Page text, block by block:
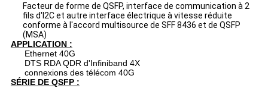
Facteur de forme de QSFP, interface de communication à 2
fils d'I2C et autre interface électrique à vitesse réduite
conforme à l'accord multisource de SFF 8436 et de QSFP
(MSA)
APPLICATION :
Ethernet 40G
DTS RDA QDR d'Infiniband 4X
connexions des télécom 40G
SÉRIE DE QSFP :